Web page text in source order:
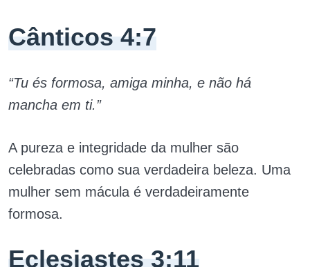
Cânticos 4:7
“Tu és formosa, amiga minha, e não há
mancha em ti.”
A pureza e integridade da mulher são
celebradas como sua verdadeira beleza. Uma
mulher sem mácula é verdadeiramente
formosa.
Eclesiastes 3:11